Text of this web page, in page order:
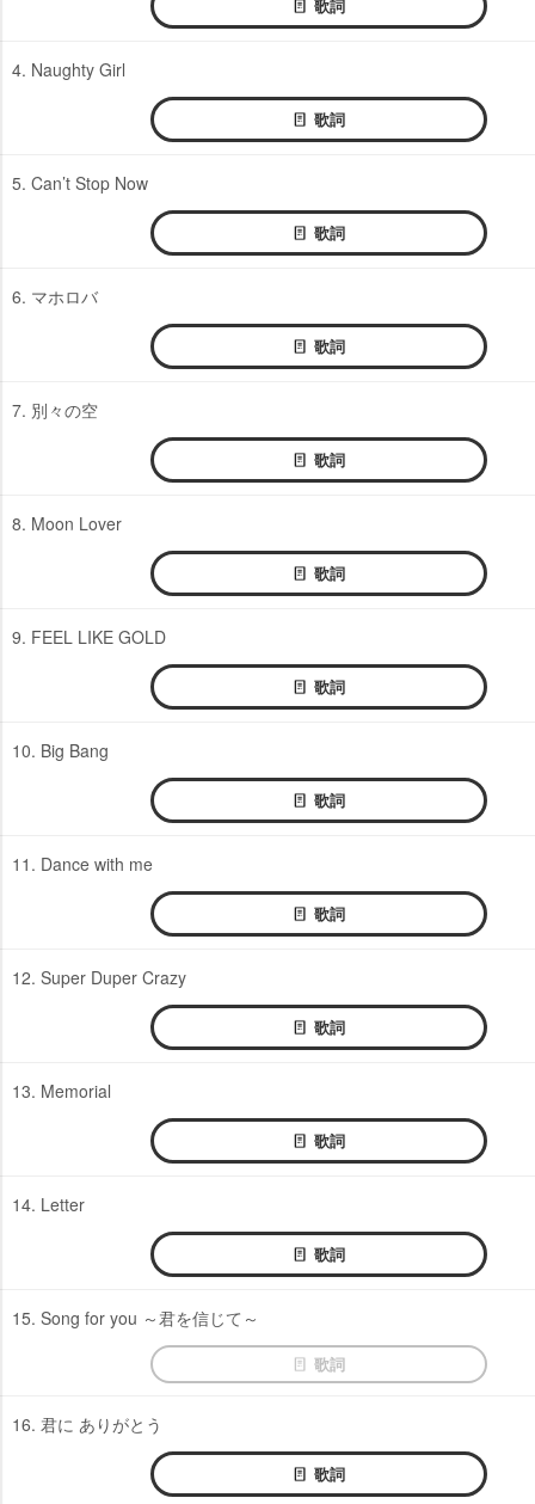
歌詞
4. Naughty Girl
歌詞
5. Can’t Stop Now
歌詞
6. マホロバ
歌詞
7. 別々の空
歌詞
8. Moon Lover
歌詞
9. FEEL LIKE GOLD
歌詞
10. Big Bang
歌詞
11. Dance with me
歌詞
12. Super Duper Crazy
歌詞
13. Memorial
歌詞
14. Letter
歌詞
15. Song for you ～君を信じて～
歌詞
16. 君に ありがとう
歌詞